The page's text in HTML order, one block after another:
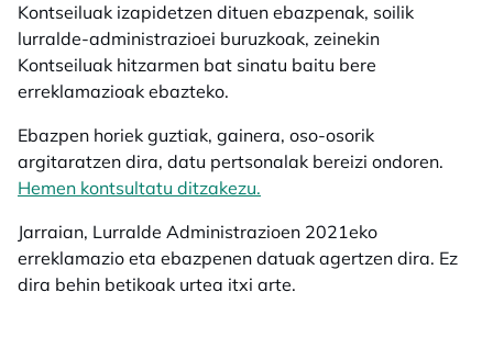
Kontseiluak izapidetzen dituen ebazpenak, soilik
lurralde-administrazioei buruzkoak, zeinekin
Kontseiluak hitzarmen bat sinatu baitu bere
erreklamazioak ebazteko.
Ebazpen horiek guztiak, gainera, oso-osorik
argitaratzen dira, datu pertsonalak bereizi ondoren.
Hemen kontsultatu ditzakezu.
Jarraian, Lurralde Administrazioen 2021eko
erreklamazio eta ebazpenen datuak agertzen dira. Ez
dira behin betikoak urtea itxi arte.